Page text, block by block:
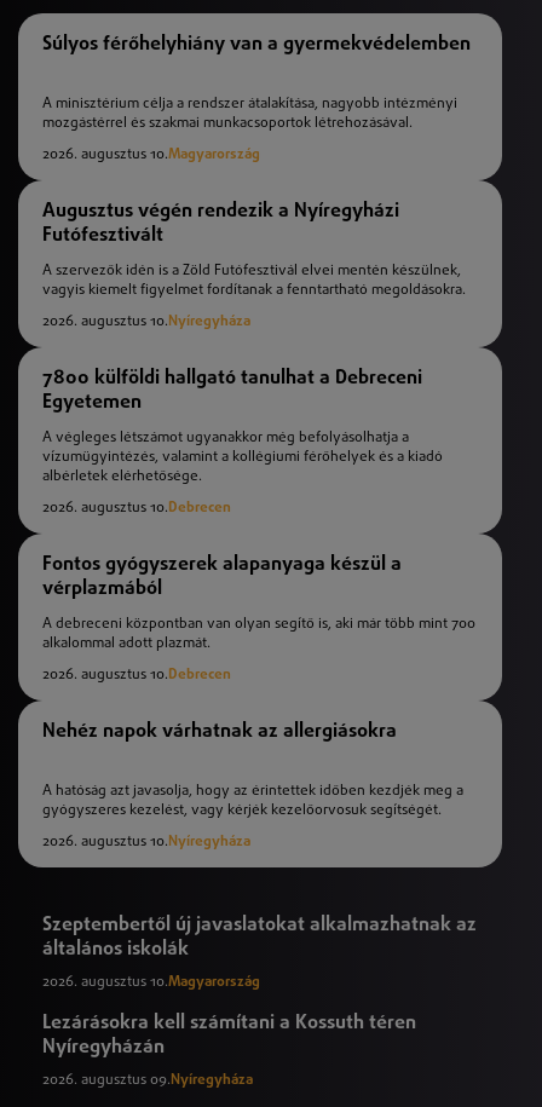
Súlyos férőhelyhiány van a gyermekvédelemben
A minisztérium célja a rendszer átalakítása, nagyobb intézményi
mozgástérrel és szakmai munkacsoportok létrehozásával.
2026. augusztus 10.Magyarország
Augusztus végén rendezik a Nyíregyházi
Futófesztivált
A szervezők idén is a Zöld Futófesztivál elvei mentén készülnek,
vagyis kiemelt figyelmet fordítanak a fenntartható megoldásokra.
2026. augusztus 10. Nyíregyháza
7800 külföldi hallgató tanulhat a Debreceni
Egyetemen
A végleges létszámot ugyanakkor még befolyásolhatja a
vízumügyintézés, valamint a kollégiumi férőhelyek és a kiadó
albérletek elérhetősége.
2026. augusztus 10.Debrecen
Fontos gyógyszerek alapanyaga készül a
vérplazmából
A debreceni központban van olyan segítő is, aki már több mint 700
alkalommal adott plazmát.
2026. augusztus 10.Debrecen
Nehéz napok várhatnak az allergiásokra
A hatóság azt javasolja, hogy az érintettek időben kezdjék meg a
gyógyszeres kezelést, vagy kérjék kezelőorvosuk segítségét.
2026. augusztus 10. Nyíregyháza
Szeptembertől új javaslatokat alkalmazhatnak az
általános iskolák
2026. augusztus 10.Magyarország
Lezárásokra kell számítani a Kossuth téren
Nyíregyházán
2026. augusztus 09. Nyíregyháza